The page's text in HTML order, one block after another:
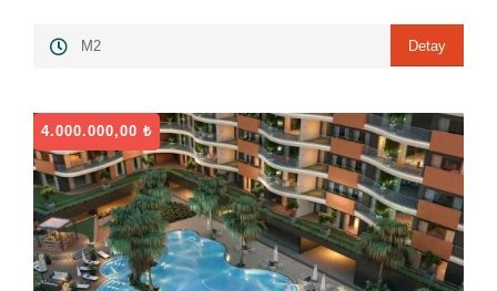
M2 Detay
4.000.000,00 ₺